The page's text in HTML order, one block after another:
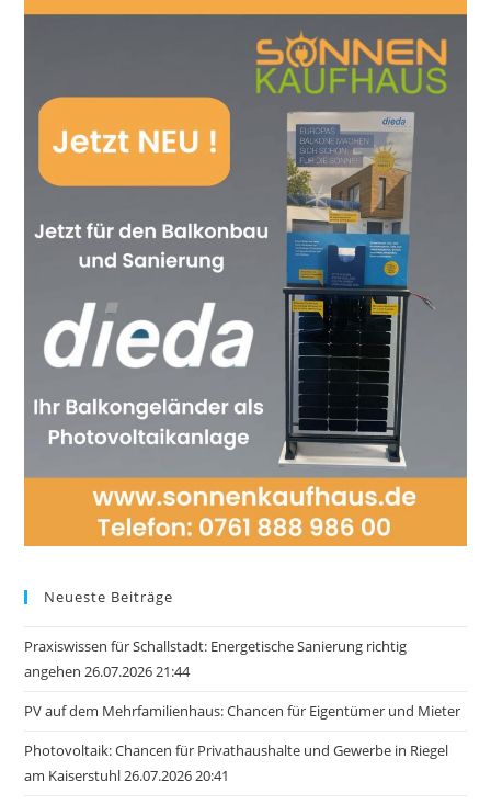
Neueste Beiträge
Praxiswissen für Schallstadt: Energetische Sanierung richtig
angehen 26.07.2026 21:44
PV auf dem Mehrfamilienhaus: Chancen für Eigentümer und Mieter
Photovoltaik: Chancen für Privathaushalte und Gewerbe in Riegel
am Kaiserstuhl 26.07.2026 20:41